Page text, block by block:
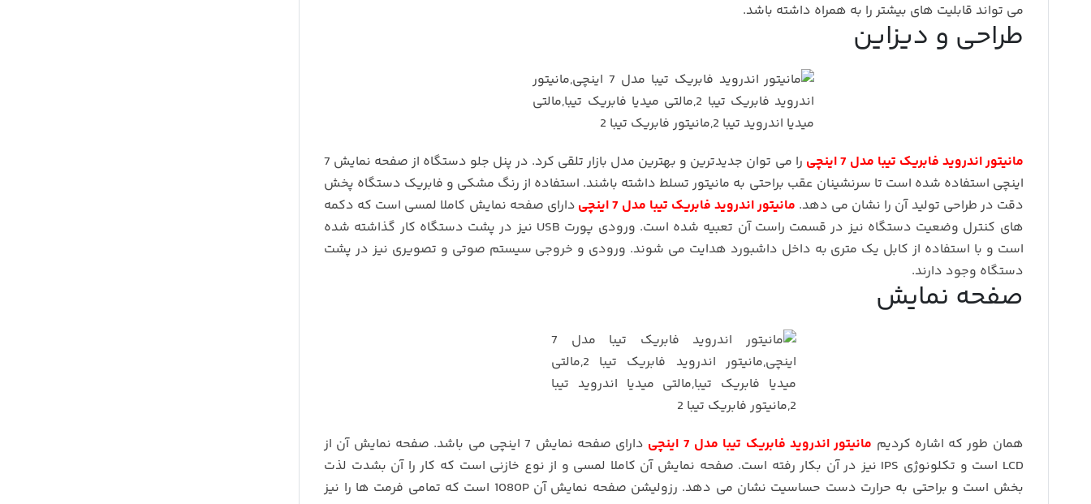
می تواند قابلیت های بیشتر را به همراه داشته باشد.
طراحی و دیزاین
مانیتور اندروید فابریک تیبا مدل 7 اینچی
را می توان جدیدترین و بهترین مدل بازار تلقی کرد. در پنل جلو دستگاه از صفحه نمایش 7
اینچی استفاده شده است تا سرنشینان عقب براحتی به مانیتور تسلط داشته باشند. استفاده از رنگ مشکی و فابریک دستگاه پخش
دقت در طراحی تولید آن را نشان می دهد. مانیتور اندروید فابریک تیبا مدل 7 اینچی
دارای صفحه نمایش کاملا لمسی است که دکمه
های کنترل وضعیت دستگاه نیز در قسمت راست آن تعبیه شده است. ورودی پورت USB نیز در پشت دستگاه کار گذاشته شده
است و با استفاده از کابل یک متری به داخل داشبورد هدایت می شوند. ورودی و خروجی سیستم صوتی و تصویری نیز در پشت
دستگاه وجود دارند.
صفحه نمایش
همان طور که اشاره کردیم مانیتور اندروید فابریک تیبا مدل 7 اینچی
دارای صفحه نمایش 7 اینچی می باشد. صفحه نمایش آن از
LCD است و تکلونوژی IPS نیز در آن بکار رفته است. صفحه نمایش آن کاملا لمسی و از نوع خازنی است که کار را آن بشدت لذت
بخش است و براحتی به حرارت دست حساسیت نشان می دهد. رزولیشن صفحه نمایش آن 1080P است که تمامی فرمت ها را نیز